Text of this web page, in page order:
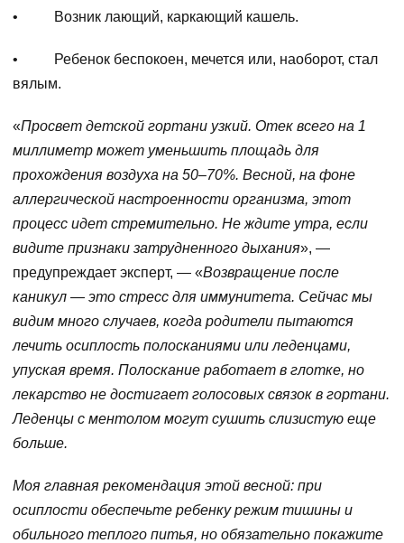
• Возник лающий, каркающий кашель.
• Ребенок беспокоен, мечется или, наоборот, стал
вялым.
«Просвет детской гортани узкий. Отек всего на 1
миллиметр может уменьшить площадь для
прохождения воздуха на 50–70%. Весной, на фоне
аллергической настроенности организма, этот
процесс идет стремительно. Не ждите утра, если
видите признаки затрудненного дыхания», —
предупреждает эксперт, — «Возвращение после
каникул — это стресс для иммунитета. Сейчас мы
видим много случаев, когда родители пытаются
лечить осиплость полосканиями или леденцами,
упуская время. Полоскание работает в глотке, но
лекарство не достигает голосовых связок в гортани.
Леденцы с ментолом могут сушить слизистую еще
больше.
Моя главная рекомендация этой весной: при
осиплости обеспечьте ребенку режим тишины и
обильного теплого питья, но обязательно покажите